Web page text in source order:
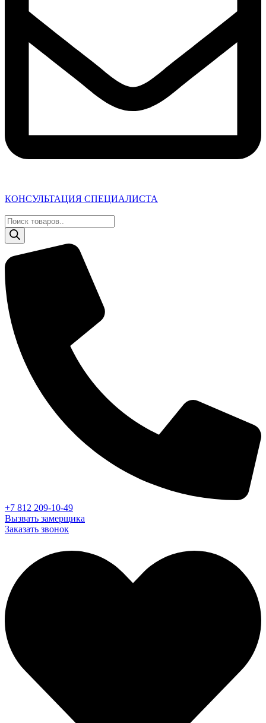
КОНСУЛЬТАЦИЯ СПЕЦИАЛИСТА
Поиск
товаров
+7 812 209-10-49
Вызвать замерщика
Заказать звонок